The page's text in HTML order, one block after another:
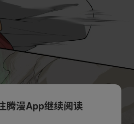
腾漫App继续阅读